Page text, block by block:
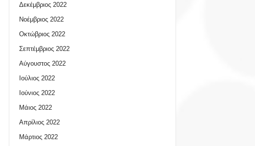
Δεκέμβριος 2022
Νοέμβριος 2022
Οκτώβριος 2022
Σεπτέμβριος 2022
Αύγουστος 2022
Ιούλιος 2022
Ιούνιος 2022
Μάιος 2022
Απρίλιος 2022
Μάρτιος 2022